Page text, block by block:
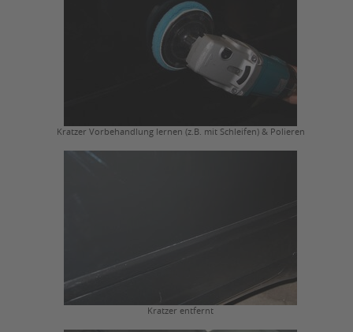
Kratzer Vorbehandlung lernen (z.B. mit Schleifen) & Polieren
Kratzer entfernt